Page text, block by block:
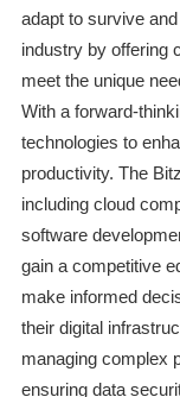
adapt to survive
industry by offering
meet the unique
With a forward-
technologies to
productivity. The
including cloud
software
gain a competitive
make informed
their digital
managing complex
ensuring data